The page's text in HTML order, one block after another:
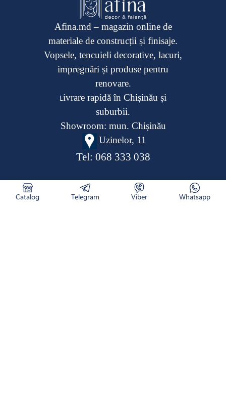
Afina.md – magazin online de
materiale de construcții și finisaje.
Vopsele, tencuieli decorative, lacuri,
impregnări și produse pentru
renovare.
Livrare rapidă în Chișinău și
suburbii.
Showroom: mun. Chișinău
Uzinelor, 11
Tel: 068 333 038
Catalog Telegram Viber Whatsapp